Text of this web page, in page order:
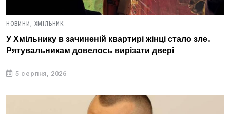
НОВИНИ, ХМІЛЬНИК
У Хмільнику в зачиненій квартирі жінці стало зле.
Рятувальникам довелось вирізати двері
5 серпня, 2026